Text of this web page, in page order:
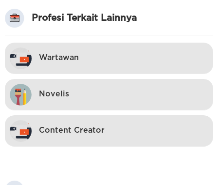
Profesi Terkait Lainnya
Wartawan
Novelis
Content Creator